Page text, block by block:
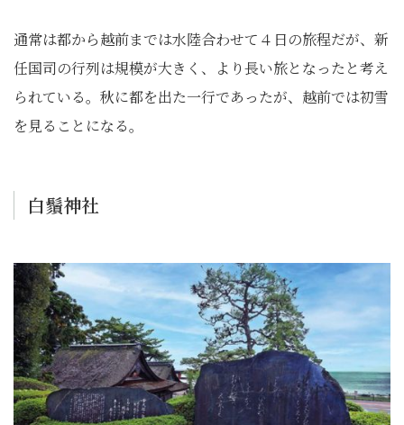
通常は都から越前までは水陸合わせて４日の旅程だが、新
任国司の行列は規模が大きく、より長い旅となったと考え
られている。秋に都を出た一行であったが、越前では初雪
を見ることになる。
白鬚神社